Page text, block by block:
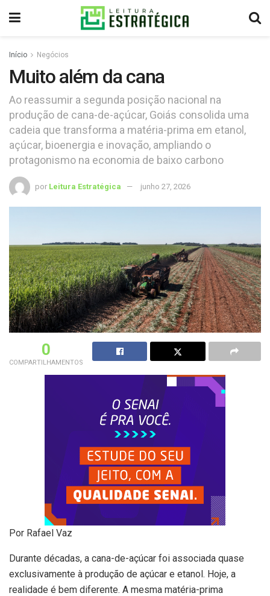
Início Negócios
Muito além da cana
Ao reassumir a segunda posição nacional na
produção de cana-de-açúcar, Goiás consolida uma
cadeia que transforma a matéria-prima em etanol,
açúcar, bioenergia e inovação, ampliando o
protagonismo na economia de baixo carbono
por Leitura Estratégica junho 27, 2026
0
COMPARTILHAMENTOS
Por Rafael Vaz
Durante décadas, a cana-de-açúcar foi associada quase
exclusivamente à produção de açúcar e etanol. Hoje, a
realidade é bem diferente. A mesma matéria-prima